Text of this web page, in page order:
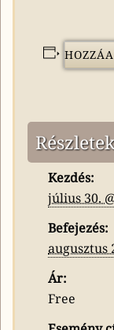
Kezdés:
július 30.
Befejezés:
augusztus
Ár:
Free